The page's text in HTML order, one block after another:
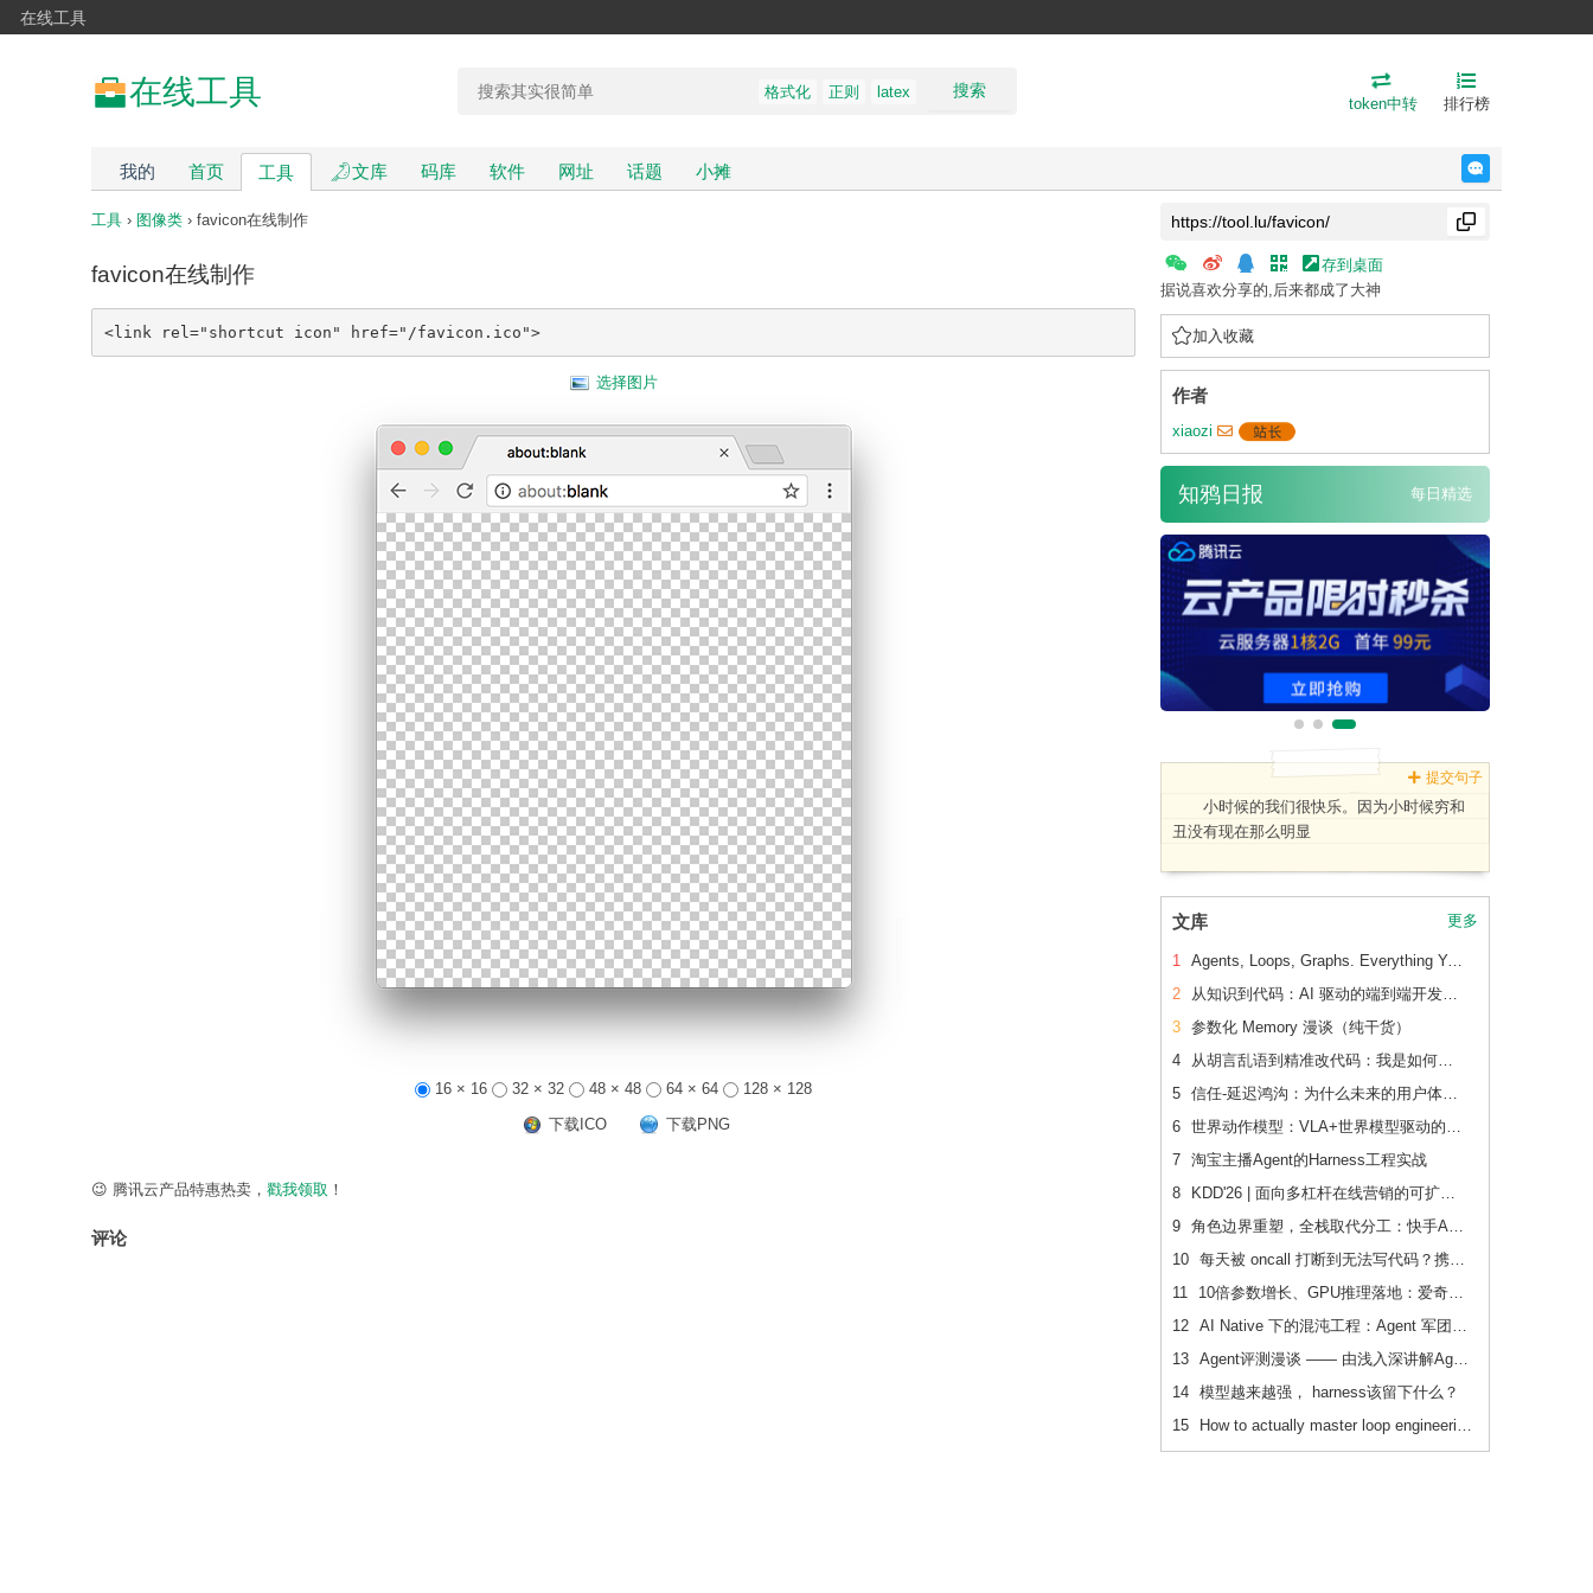
在线工具
在线工具 搜索
格式化 正则 latex
token中转 排行榜
我的 首页 工具 文库 码库 软件 网址 话题 小摊
工具 › 图像类 › favicon在线制作
favicon在线制作
<link rel="shortcut icon" href="/favicon.ico">
选择图片
16 × 16 32 × 32 48 × 48 64 × 64
128 × 128
下载ICO
下载PNG
😉 腾讯云产品特惠热卖， 戳我领取 ！
评论
存到桌面
据说喜欢分享的,后来都成了大神
加入收藏
作者
xiaozi
知鸦日报 每日精选
提交句子
小时候的我们很快乐。因为小时候穷和
丑没有现在那么明显
文库 更多
1
Agents, Loops, Graphs. Everything You Need to Know in One Place.
2
3 参数化 Memory 漫谈（纯干货）
4
5
6
7 淘宝主播Agent的Harness工程实战
8
9
10
11
12
13
14 模型越来越强， harness该留下什么？
15